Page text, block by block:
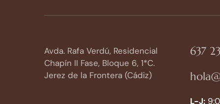
Avda. Rafa Verdú, Residencial
Chapín II Fase, Bloque 6, 1*C.
Jerez de la Frontera (Cádiz)
637
L-J: